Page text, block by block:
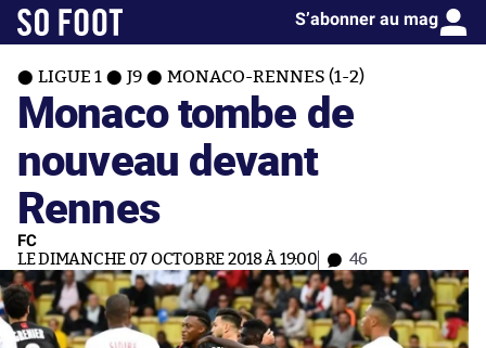
S’abonner au mag
LIGUE 1 J9 MONACO-RENNES (1-2)
Monaco tombe de
nouveau devant
Rennes
FC
LE DIMANCHE 07 OCTOBRE 2018 À 19:00 46